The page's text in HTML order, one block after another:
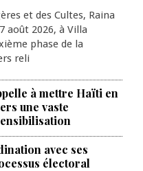
et des Cultes, Raina
août 2026, à Villa
phase de la
reli
à mettre Haïti en
une vaste
avec ses
électoral